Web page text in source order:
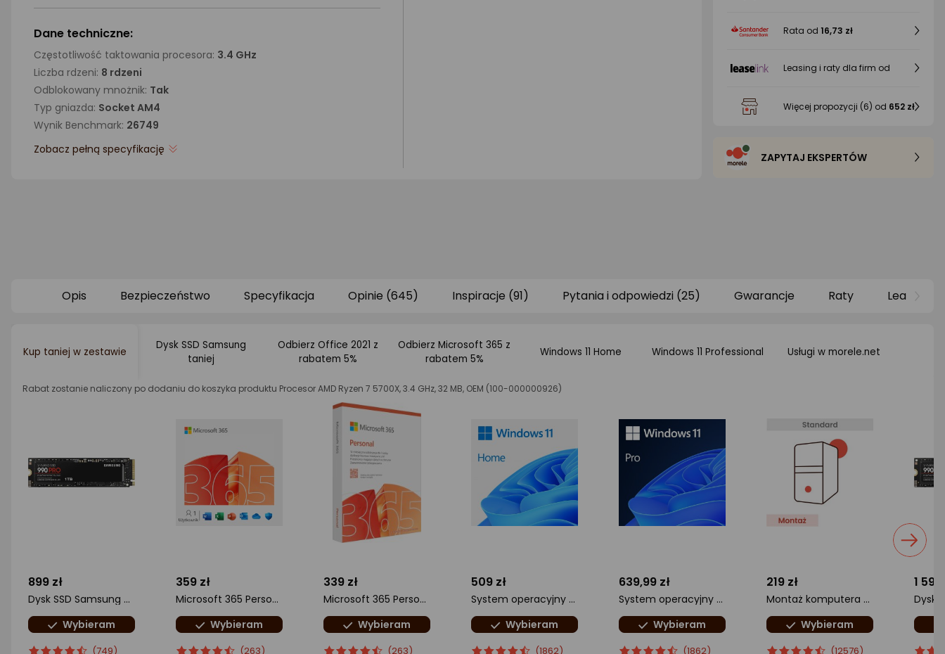
Dane techniczne:
Częstotliwość taktowania procesora: 3.4 GHz
Liczba rdzeni: 8 rdzeni
Odblokowany mnożnik: Tak
Typ gniazda: Socket AM4
Wynik Benchmark: 26749
Zobacz pełną specyfikację
Rata od 16,73 zł
Leasing i raty dla firm od
Więcej propozycji (6) od 652 zł
ZAPYTAJ EKSPERTÓW
Opis Bezpieczeństwo Specyfikacja Opinie (645) Inspiracje (91) Pytania i odpowiedzi (25) Gwarancje Raty Leasing
Kup taniej w zestawie
Dysk SSD Samsung
taniej
Odbierz Office 2021 z
rabatem 5%
Odbierz Microsoft 365 z
rabatem 5%
Windows 11 Home Windows 11 Professional Usługi w morele.net
Rabat zostanie naliczony po dodaniu do koszyka produktu Procesor AMD Ryzen 7 5700X, 3.4 GHz, 32 MB, OEM (100-000000926)
899 zł
Dysk SSD Samsung 990 PRO 1TB M.2 2280 PCI-E x4 Gen4 NVMe (MZ-V9P1T0BW)
Wybieram
ocena
Ocena
(749)
359 zł
Microsoft 365 Personal ML (EP2-32306)
Wybieram
ocena
Ocena
(263)
339 zł
Microsoft 365 Personal PL (EP2-32454)
Wybieram
ocena
Ocena
(263)
509 zł
System operacyjny Microsoft Windows 11 Home PL 64 bit OEM (KW9-00648)
Wybieram
ocena
Ocena
(1862)
639,99 zł
System operacyjny Microsoft Windows 11 Pro PL 64 bit OEM (FQC-10544)
Wybieram
ocena
Ocena
(1862)
219 zł
Montaż komputera Standard
Wybieram
ocena
Ocena
(12576)
1 599
ocena